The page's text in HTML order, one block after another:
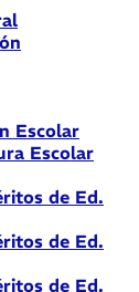
Escolar
Escolar
de Ed.
de Ed.
de Ed.